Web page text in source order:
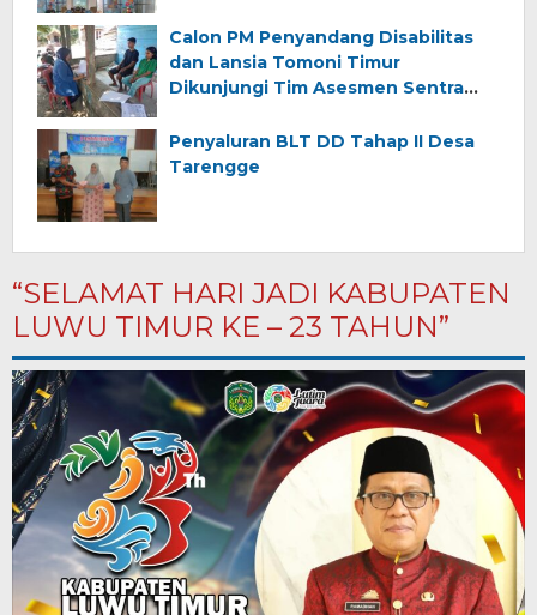
Calon PM Penyandang Disabilitas
dan Lansia Tomoni Timur
Dikunjungi Tim Asesmen Sentra
Penyaluran BLT DD Tahap II Desa
Tarengge
“SELAMAT HARI JADI KABUPATEN
LUWU TIMUR KE – 23 TAHUN”